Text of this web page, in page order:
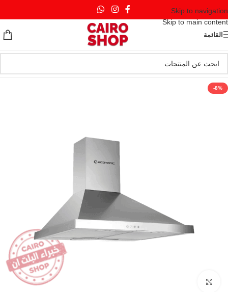
Skip to navigation
Skip to main content
القائمة
-8%